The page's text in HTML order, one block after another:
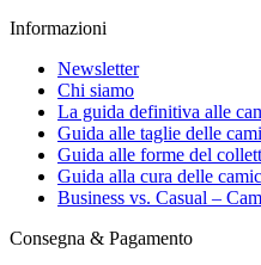
Informazioni
Newsletter
Chi siamo
La guida definitiva alle
Guida alle taglie delle
Guida alle forme del
Guida alla cura delle
Business vs. Casual –
Consegna & Pagamento